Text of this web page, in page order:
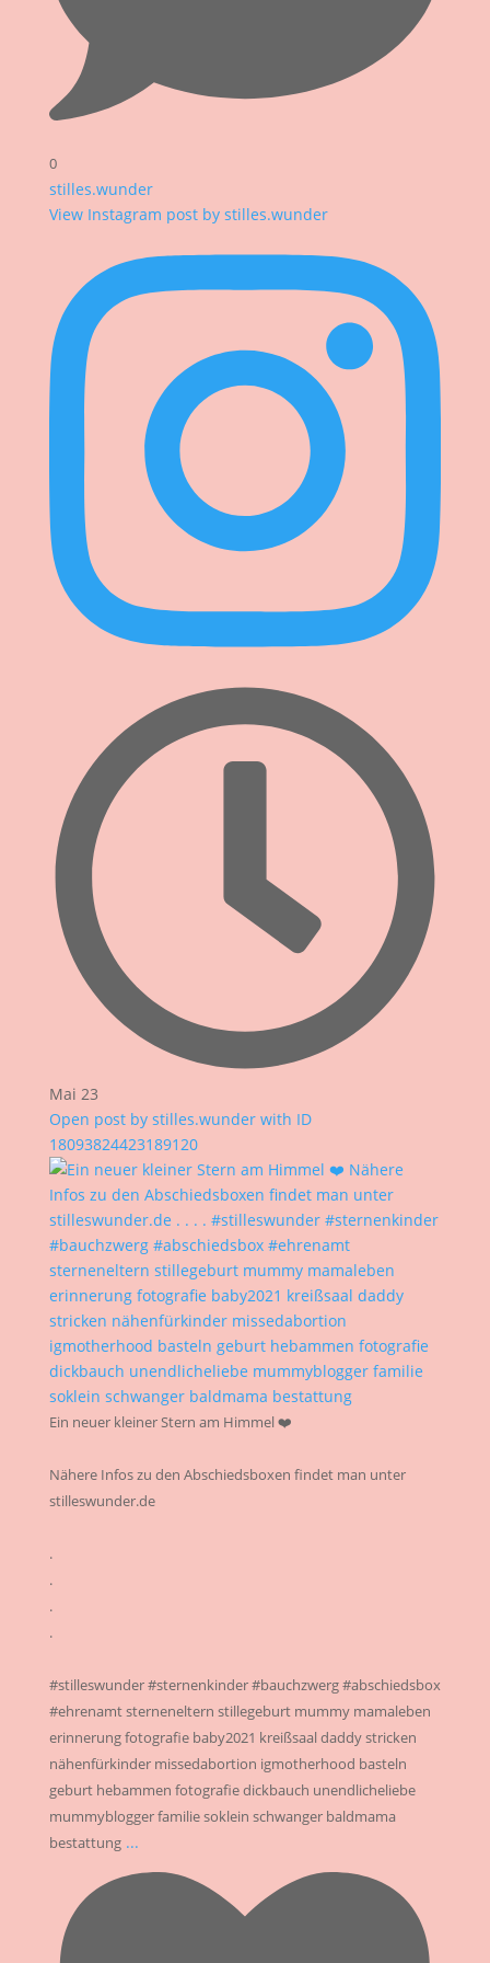
0
stilles.wunder
View Instagram post by stilles.wunder
Mai 23
Open post by stilles.wunder with ID
18093824423189120
Ein neuer kleiner Stern am Himmel ❤️
Nähere Infos zu den Abschiedsboxen findet man unter
stilleswunder.de
.
.
.
.
#stilleswunder #sternenkinder #bauchzwerg #abschiedsbox
#ehrenamt sterneneltern stillegeburt mummy mamaleben
erinnerung fotografie baby2021 kreißsaal daddy stricken
nähenfürkinder missedabortion igmotherhood basteln
geburt hebammen fotografie dickbauch unendlicheliebe
mummyblogger familie soklein schwanger baldmama
bestattung ...